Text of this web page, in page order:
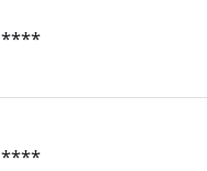
****
****